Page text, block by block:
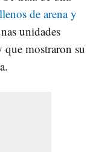
de arena y
unidades
mostraron su